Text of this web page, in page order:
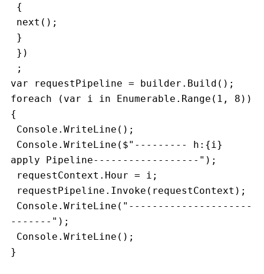
{
next();
}
})
;
var requestPipeline = builder.Build();
foreach (var i in Enumerable.Range(1, 8))
{
Console.WriteLine();
apply Pipeline------------------");
requestContext.Hour = i;
requestPipeline.Invoke(requestContext);
-------");
Console.WriteLine();
}